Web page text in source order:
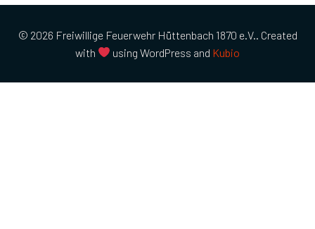
© 2026 Freiwillige Feuerwehr Hüttenbach 1870 e.V.. Created
with
using WordPress and Kubio